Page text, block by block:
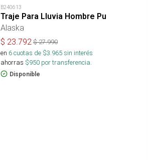
B240613
Traje Para Lluvia Hombre Pu
Alaska
$ 23.792 $27.990
en 6cuotas de $3.965sin interés
ahorras $950 por transferencia.
Disponible